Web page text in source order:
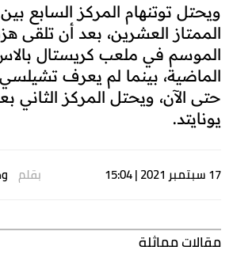
ويحتل توتنهام المركز السابع
الممتاز العشرين، بعد أن تلقى
الموسم في ملعب كريستال
الماضية، بينما لم يعرف
حتى الآن، ويحتل المركز الثاني
يونايتد.
17 سبتمبر 2021 | 15:04 بقلم
مقالات مماثلة